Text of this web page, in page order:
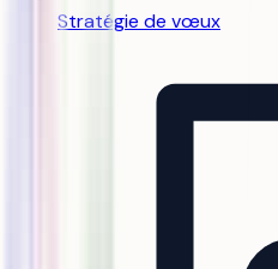
Stratégie de vœux